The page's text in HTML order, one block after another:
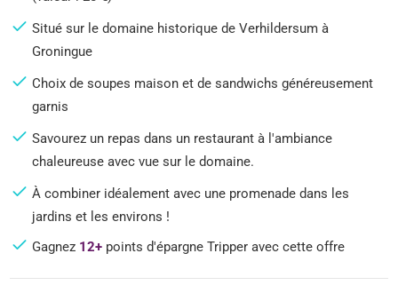
Situé sur le domaine historique de Verhildersum à
Groningue
Choix de soupes maison et de sandwichs généreusement
garnis
Savourez un repas dans un restaurant à l'ambiance
chaleureuse avec vue sur le domaine.
À combiner idéalement avec une promenade dans les
jardins et les environs !
Gagnez 12+ points d'épargne Tripper avec cette offre